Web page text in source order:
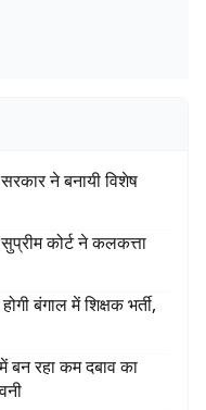
ने बनायी विशेष
कोर्ट ने कलकत्ता
बंगाल में शिक्षक भर्ती,
बन रहा कम दबाव का